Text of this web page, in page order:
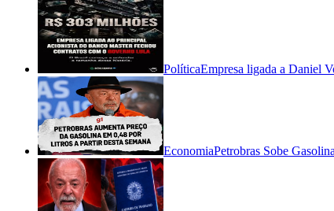
PolíticaEmpresa ligada a Daniel
EconomiaPetrobras Sobe